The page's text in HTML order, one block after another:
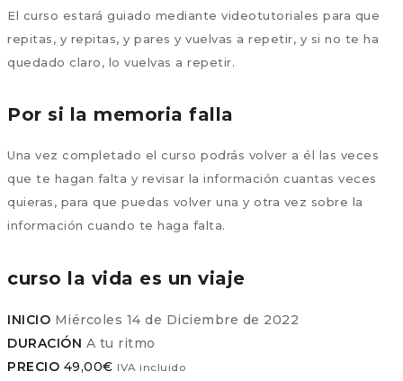
El curso estará guiado mediante videotutoriales para que
repitas, y repitas, y pares y vuelvas a repetir, y si no te ha
quedado claro, lo vuelvas a repetir.
Por si la memoria falla
Una vez completado el curso podrás volver a él las veces
que te hagan falta y revisar la información cuantas veces
quieras, para que puedas volver una y otra vez sobre la
información cuando te haga falta.
curso la vida es un viaje
INICIO Miércoles 14 de Diciembre de 2022
DURACIÓN A tu ritmo
PRECIO 49,00€ IVA incluido